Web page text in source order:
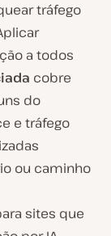
tráfego
a todos
cobre
do
e tráfego
ou caminho
sites que